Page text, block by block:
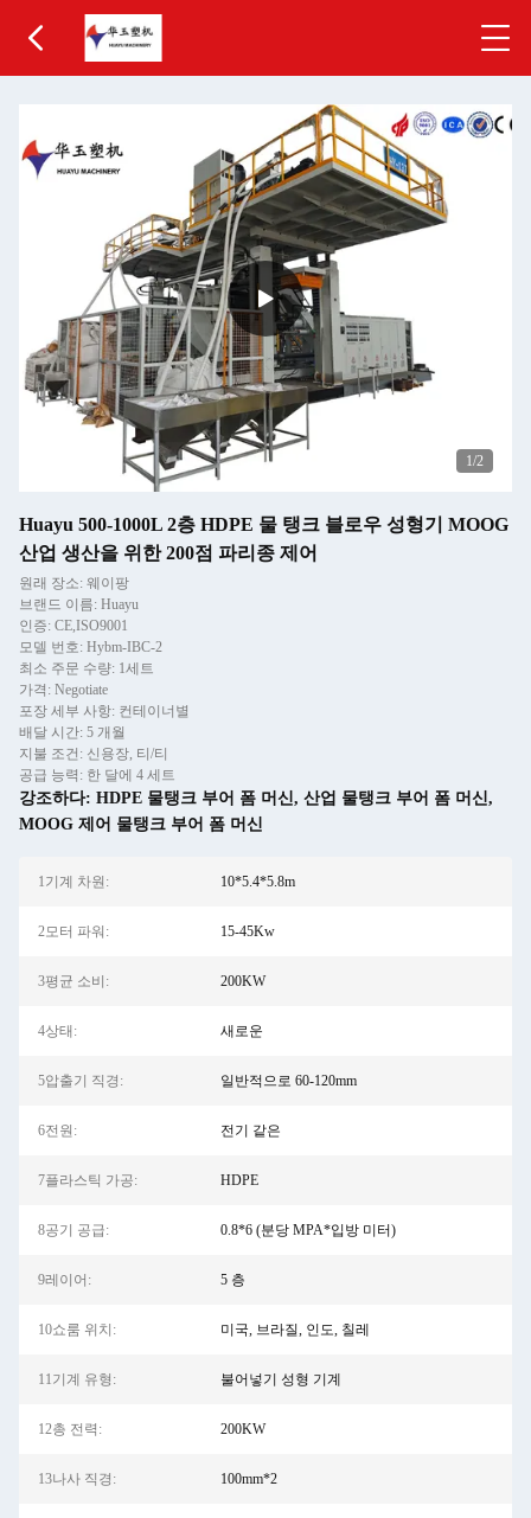
1/2
Huayu 500-1000L 2층 HDPE 물 탱크 블로우 성형기 MOOG
산업 생산을 위한 200점 파리종 제어
원래 장소: 웨이팡
브랜드 이름: Huayu
인증: CE,ISO9001
모델 번호: Hybm-IBC-2
최소 주문 수량: 1세트
가격: Negotiate
포장 세부 사항: 컨테이너별
배달 시간: 5 개월
지불 조건: 신용장, 티/티
공급 능력: 한 달에 4 세트
강조하다: HDPE 물탱크 부어 폼 머신, 산업 물탱크 부어 폼 머신,
MOOG 제어 물탱크 부어 폼 머신
1기계 차원: 10*5.4*5.8m
2모터 파워: 15-45Kw
3평균 소비: 200KW
4상태: 새로운
5압출기 직경: 일반적으로 60-120mm
6전원: 전기 같은
7플라스틱 가공: HDPE
8공기 공급: 0.8*6 (분당 MPA*입방 미터)
9레이어: 5 층
10쇼룸 위치: 미국, 브라질, 인도, 칠레
11기계 유형: 불어넣기 성형 기계
12총 전력: 200KW
13나사 직경: 100mm*2